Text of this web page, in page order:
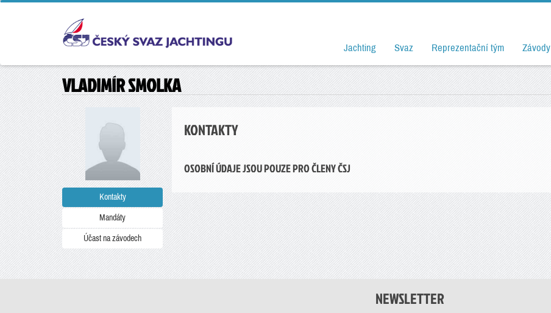
Jachting Svaz Reprezentační tým Závody
VLADIMÍR SMOLKA
Kontakty
Mandáty
Účast na závodech
KONTAKTY
OSOBNÍ ÚDAJE JSOU POUZE PRO ČLENY ČSJ
NEWSLETTER